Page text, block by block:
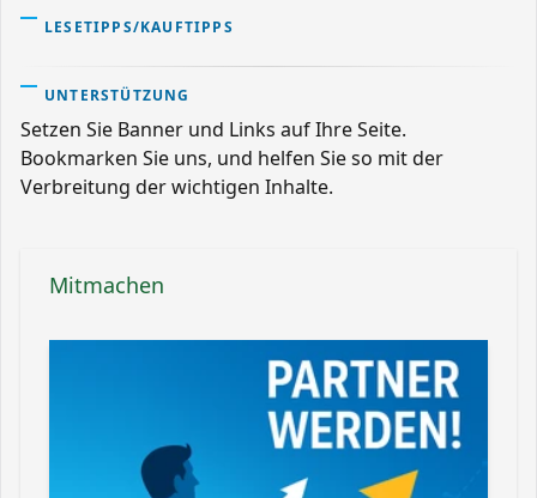
LESETIPPS/KAUFTIPPS
UNTERSTÜTZUNG
Setzen Sie Banner und Links auf Ihre Seite.
Bookmarken Sie uns, und helfen Sie so mit der
Verbreitung der wichtigen Inhalte.
Mitmachen